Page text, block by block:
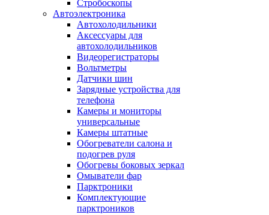
Стробоскопы
Автоэлектроника
Автохолодильники
Аксессуары для
автохолодильников
Видеорегистраторы
Вольтметры
Датчики шин
Зарядные устройства для
телефона
Камеры и мониторы
универсальные
Камеры штатные
Обогреватели салона и
подогрев руля
Обогревы боковых зеркал
Омыватели фар
Парктроники
Комплектующие
парктроников